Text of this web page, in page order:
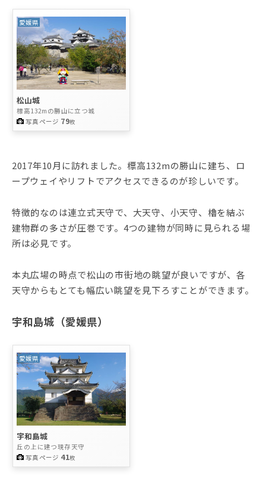
愛媛県
松山城
標高132mの勝山に立つ城
写真ページ 79枚
2017年10月に訪れました。標高132mの勝山に建ち、ロ
ープウェイやリフトでアクセスできるのが珍しいです。
特徴的なのは連立式天守で、大天守、小天守、櫓を結ぶ
建物群の多さが圧巻です。4つの建物が同時に見られる場
所は必見です。
本丸広場の時点で松山の市街地の眺望が良いですが、各
天守からもとても幅広い眺望を見下ろすことができます。
宇和島城（愛媛県）
愛媛県
宇和島城
丘の上に建つ現存天守
写真ページ 41枚